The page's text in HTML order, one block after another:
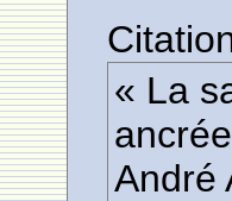
« La
André